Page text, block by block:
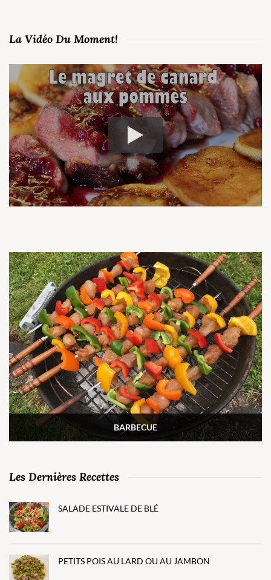
La Vidéo Du Moment!
BARBECUE
Les Dernières Recettes
SALADE ESTIVALE DE BLÉ
PETITS POIS AU LARD OU AU JAMBON